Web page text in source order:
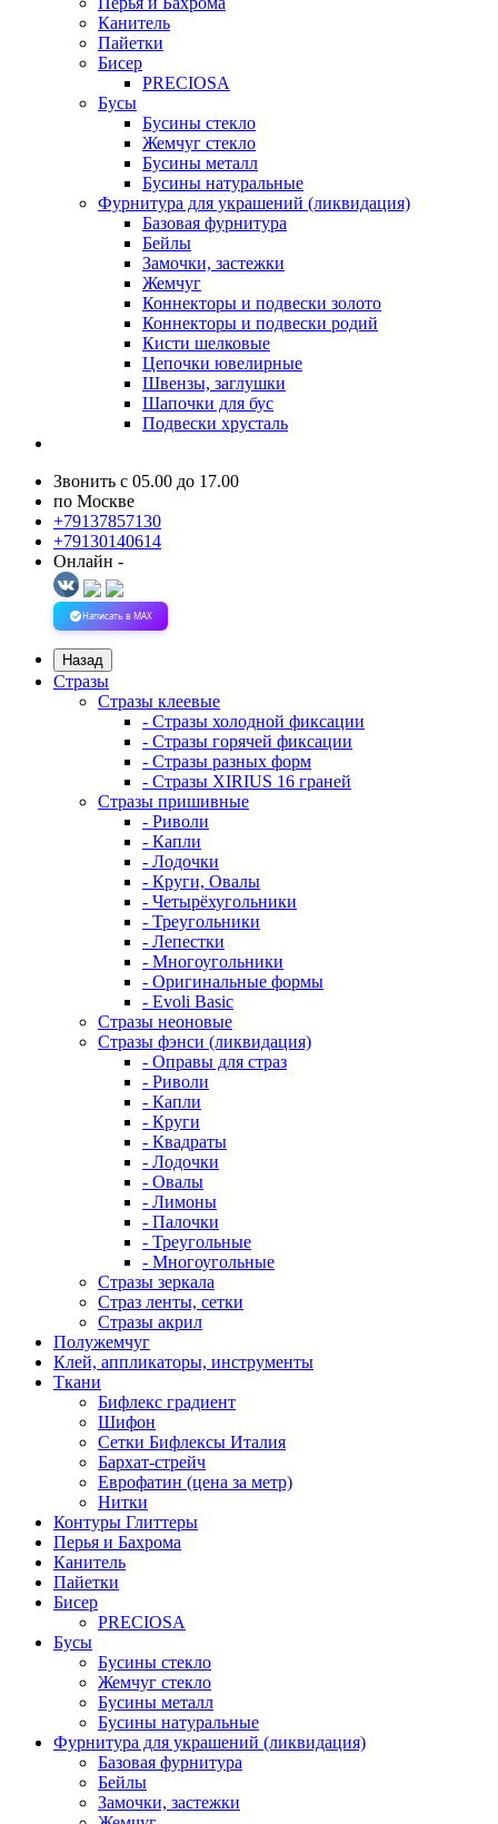
Канитель
Пайетки
Бисер
PRECIOSA
Бусы
Бусины стекло
Жемчуг стекло
Бусины металл
Бусины натуральные
Фурнитура для украшений (ликвидация)
Базовая фурнитура
Бейлы
Замочки, застежки
Жемчуг
Коннекторы и подвески золото
Коннекторы и подвески родий
Кисти шелковые
Цепочки ювелирные
Швензы, заглушки
Шапочки для бус
Подвески хрусталь
Звонить с 05.00 до 17.00
по Москве
+79137857130
+79130140614
Онлайн -
Написать в MAX
Назад
Стразы
Стразы клеевые
- Стразы холодной фиксации
- Стразы горячей фиксации
- Стразы разных форм
- Стразы XIRIUS 16 граней
Стразы пришивные
- Риволи
- Капли
- Лодочки
- Круги, Овалы
- Четырёхугольники
- Треугольники
- Лепестки
- Многоугольники
- Оригинальные формы
- Evoli Basic
Стразы неоновые
Стразы фэнси (ликвидация)
- Оправы для страз
- Риволи
- Капли
- Круги
- Квадраты
- Лодочки
- Овалы
- Лимоны
- Палочки
- Треугольные
- Многоугольные
Стразы зеркала
Страз ленты, сетки
Стразы акрил
Полужемчуг
Клей, аппликаторы, инструменты
Ткани
Бифлекс градиент
Шифон
Сетки Бифлексы Италия
Бархат-стрейч
Еврофатин (цена за метр)
Нитки
Контуры Глиттеры
Перья и Бахрома
Канитель
Пайетки
Бисер
PRECIOSA
Бусы
Бусины стекло
Жемчуг стекло
Бусины металл
Бусины натуральные
Фурнитура для украшений (ликвидация)
Базовая фурнитура
Бейлы
Замочки, застежки